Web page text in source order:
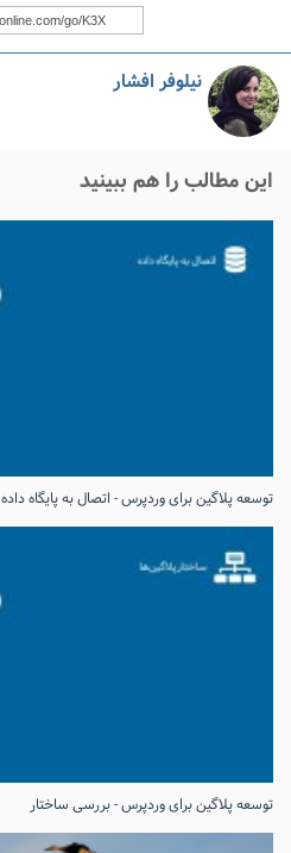
نیلوفر افشار
این مطالب را هم ببینید
توسعه پلاگین برای وردپرس - اتصال به پایگاه داده
توسعه پلاگین برای وردپرس - بررسی ساختار